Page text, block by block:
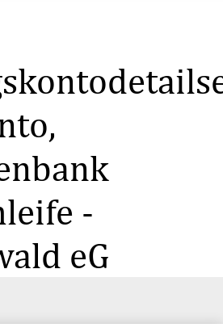
auf
100%
-
eG